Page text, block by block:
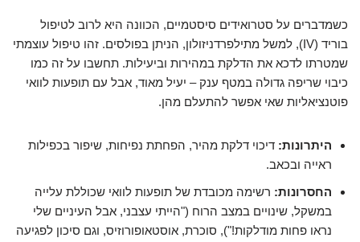
כשמדברים על סטרואידים סיסטמיים, הכוונה היא לרוב לטיפול
בוריד (IV), למשל מתילפרדניזולון, הניתן בפולסים. זהו טיפול עוצמתי
שמטרתו לדכא את הדלקת במהירות וביעילות. תחשבו על זה כמו
כיבוי שריפה גדולה במטף ענק – יעיל מאוד, אבל עם תופעות לוואי
פוטנציאליות שאי אפשר להתעלם מהן.
היתרונות: דיכוי דלקת מהיר, הפחתת נפיחות, שיפור בכפילות
ראייה ובכאב.
החסרונות: רשימה מכובדת של תופעות לוואי שכוללת עלייה
במשקל, שינויים במצב הרוח ("הייתי עצבני, אבל העיניים שלי
נראו פחות מודלקות!"), סוכרת, אוסטאופורוזיס, וגם סיכון לפגיעה